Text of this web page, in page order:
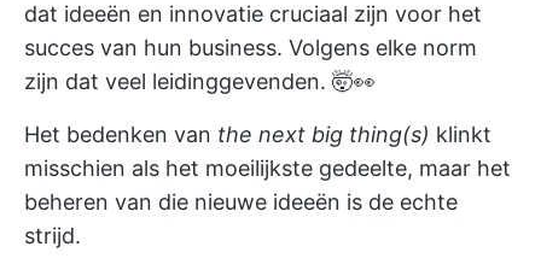
dat ideeën en innovatie cruciaal zijn voor het
succes van hun business. Volgens elke norm
zijn dat veel leidinggevenden. 🤯👀
Het bedenken van the next big thing(s) klinkt
misschien als het moeilijkste gedeelte, maar het
beheren van die nieuwe ideeën is de echte
strijd.